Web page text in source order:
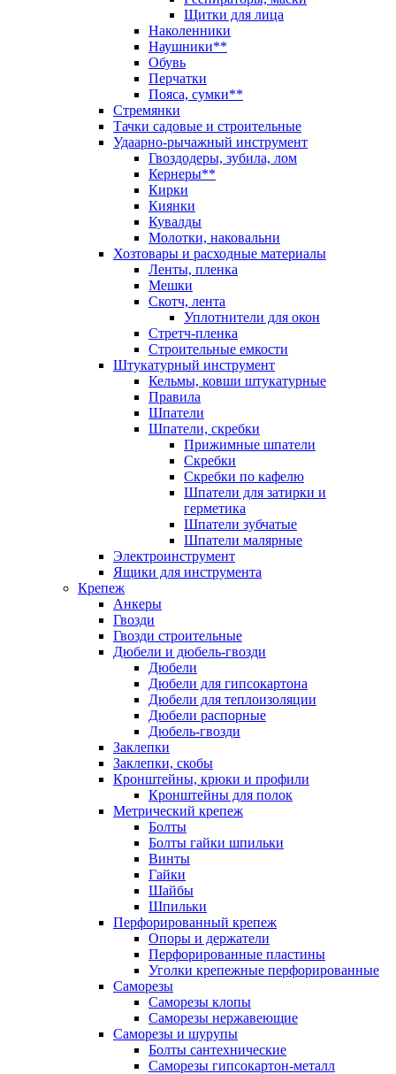
Щитки для лица
Наколенники
Наушники**
Обувь
Перчатки
Пояса, сумки**
Стремянки
Тачки садовые и строительные
Удаарно-рычажный инструмент
Гвоздодеры, зубила, лом
Кернеры**
Кирки
Киянки
Кувалды
Молотки, наковальни
Хозтовары и расходные материалы
Ленты, пленка
Мешки
Скотч, лента
Уплотнители для окон
Стретч-пленка
Строительные емкости
Штукатурный инструмент
Кельмы, ковши штукатурные
Правила
Шпатели
Шпатели, скребки
Прижимные шпатели
Скребки
Скребки по кафелю
Шпатели для затирки и
герметика
Шпатели зубчатые
Шпатели малярные
Электроинструмент
Ящики для инструмента
Крепеж
Анкеры
Гвозди
Гвозди строительные
Дюбели и дюбель-гвозди
Дюбели
Дюбели для гипсокартона
Дюбели для теплоизоляции
Дюбели распорные
Дюбель-гвозди
Заклепки
Заклепки, скобы
Кронштейны, крюки и профили
Кронштейны для полок
Метрический крепеж
Болты
Болты гайки шпильки
Винты
Гайки
Шайбы
Шпильки
Перфорированный крепеж
Опоры и держатели
Перфорированные пластины
Уголки крепежные перфорированные
Саморезы
Саморезы клопы
Саморезы нержавеющие
Саморезы и шурупы
Болты сантехнические
Саморезы гипсокартон-металл